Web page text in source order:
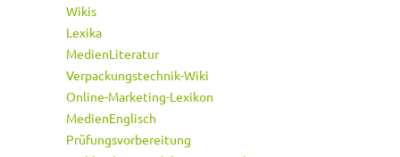
Wikis
Lexika
MedienLiteratur
Verpackungstechnik-Wiki
Online-Marketing-Lexikon
MedienEnglisch
Prüfungsvorbereitung